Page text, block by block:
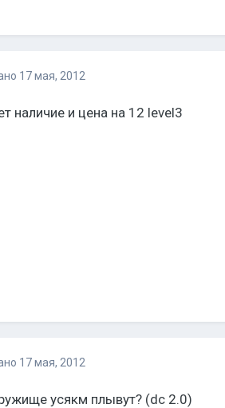
17 мая, 2012
наличие и цена на 12 level3
17 мая, 2012
усякм плывут? (dc 2.0)